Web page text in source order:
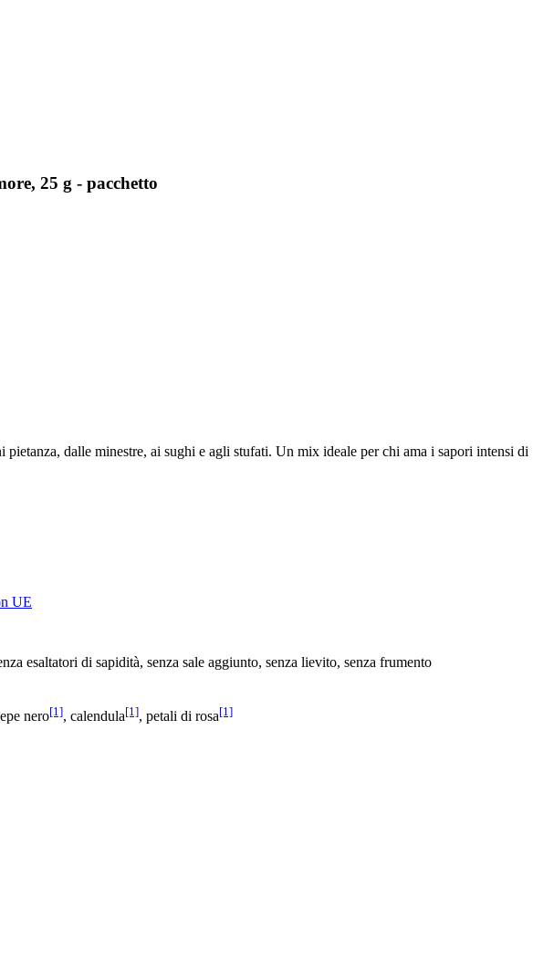
25 g - pacchetto
dalle minestre, ai sughi e agli stufati. Un mix ideale per chi ama i sapori intensi di
UE
esaltatori di sapidità, senza sale aggiunto, senza lievito, senza frumento
nero[1], calendula[1], petali di rosa[1]